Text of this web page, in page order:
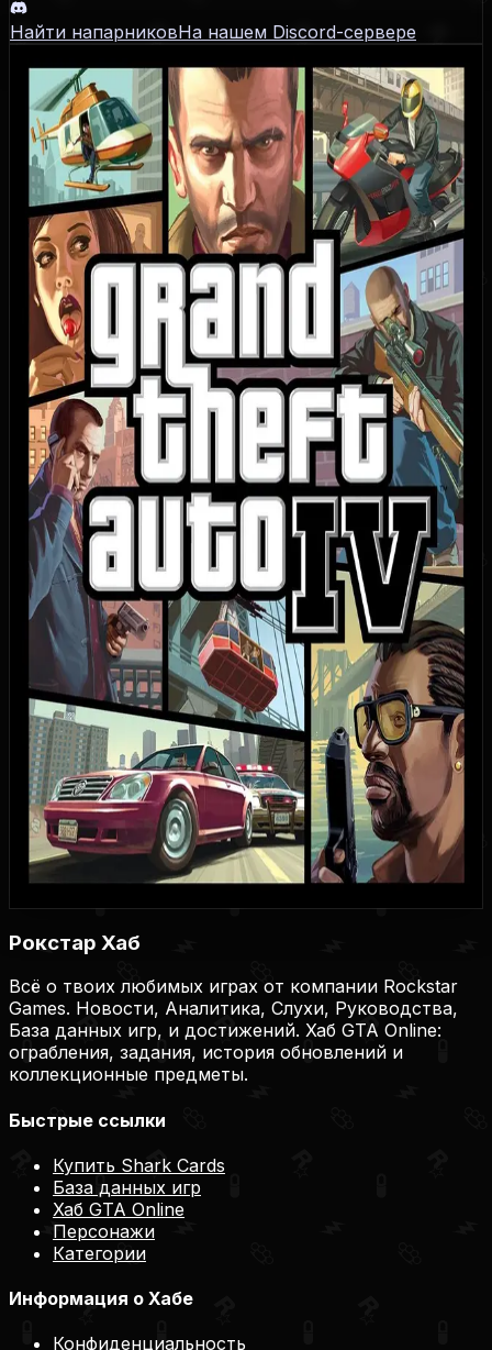
Найти напарниковНа нашем Discord-сервере
Grand Theft Auto IV
Даты выхода
PS3 : 29.04.2008,Xbox 360: 29.04.2008,PC:
02.12.2008,Xbox One:09.02.2017
Достижения / Трофеи
1000 41 5 3 1
Купить игру
Купить на Plati.Market
Купить на Plati.Market
Рокстар Хаб
Всё о твоих любимых играх от компании Rockstar
Games. Новости, Аналитика, Слухи, Руководства,
База данных игр, и достижений. Хаб GTA Online:
ограбления, задания, история обновлений и
коллекционные предметы.
Быстрые ссылки
Купить Shark Cards
База данных игр
Хаб GTA Online
Персонажи
Категории
Информация о Хабе
Конфиденциальность